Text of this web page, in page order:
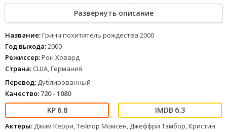
горе, ненавидит весь этот переполох. Устав от постоянной
музыки, звона колокольчиков и бесконечных поздравлений, он
решает отомстить. Когда-то Гринча, когда он ещё был
маленьким, усыновили две пожилые сестры. Он был робким
ребёнком и влюбился в самую красивую девушку из класса,
которая, как ни странно, ответила ему взаимностью. Но
ровесники дразнили его за нестандартную внешность и
повышенную волосатость. Постоянные насмешки вынудили
Гринча уехать из города, и он стал отшельником, а его
единственный друг — пёс по имени Макс. И вот, скрываясь в
неприметном балахоне и за весёлой маской, Гринч строит козни
всему городу: ставит всем подножки и плюётся из трубочки,
ломает украшения и даже сжигает главную городскую ёлку —
одним словом, всеми способами старается уничтожить
Развернуть описание
Название:Гринч похититель рождества 2000
Год выхода:2000
Режиссер:Рон Ховард
Страна: США, Германия
Перевод: Дублированный
Качество: 720 - 1080
6.8 6.3
Актеры: Джим Керри, Тейлор Момсен, Джеффри Тэмбор, Кристин